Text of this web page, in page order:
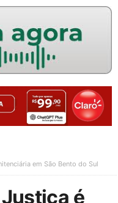
em São Bento do Sul
é